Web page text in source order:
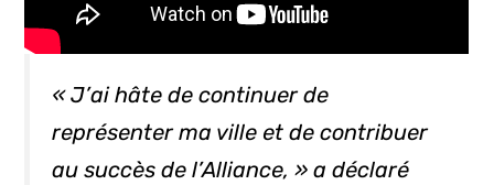
« J’ai hâte de continuer de
représenter ma ville et de contribuer
au succès de l’Alliance, » a déclaré